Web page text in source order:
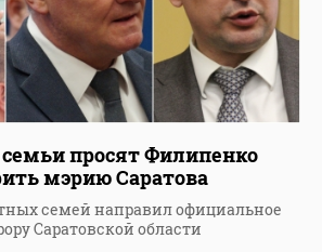
просят Филипенко
мэрию Саратова
семей направил официальное
Саратовской области